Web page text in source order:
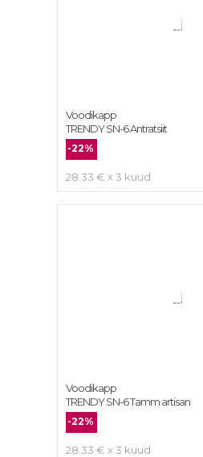
-22%
28.33 € x 3 kuud
Voodikapp
TRENDY SN-6 Antratsiit
-22%
28.33 € x 3 kuud
Voodikapp
TRENDY SN-6 Tamm artisan